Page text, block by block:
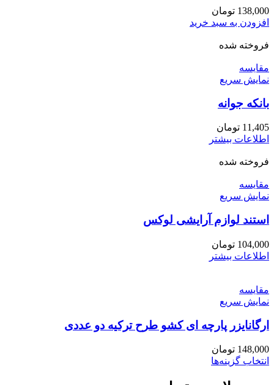
138,000 تومان
افزودن به سبد خرید
فروخته شده
مقايسه
نمایش سریع
بانکه جوانه
11,405 تومان
اطلاعات بیشتر
فروخته شده
مقايسه
نمایش سریع
استند لوازم آرایشی لوکس
104,000 تومان
اطلاعات بیشتر
مقايسه
نمایش سریع
ارگانایزر پارچه ای کشو طرح ترکیه دو عددی
148,000 تومان
انتخاب گزینه‌ها